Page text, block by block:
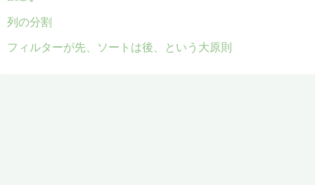
列の分割
フィルターが先、ソートは後、という大原則